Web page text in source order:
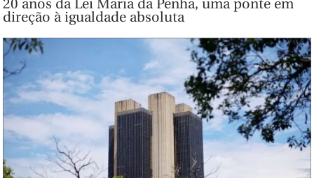
20 anos da Lei Maria da Penha, uma ponte em
direção à igualdade absoluta